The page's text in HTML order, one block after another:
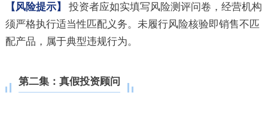
【风险提示】 投资者应如实填写风险测评问卷，经营机构
须严格执行适当性匹配义务。未履行风险核验即销售不匹
配产品，属于典型违规行为。
第二集：真假投资顾问